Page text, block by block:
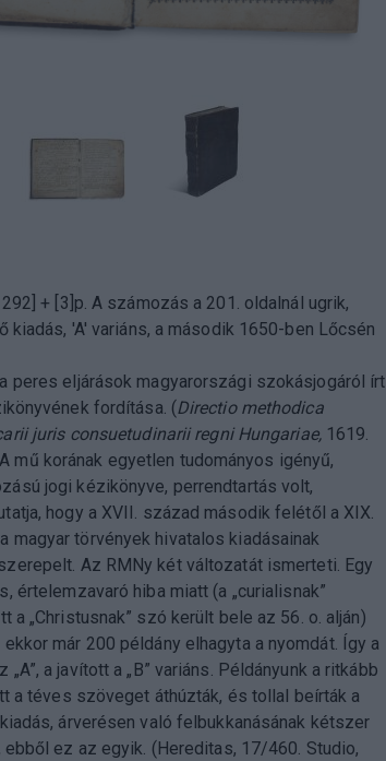
+ [3]p. A számozás a 201. oldalnál ugrik,
kiadás, 'A' variáns, a második 1650-ben Lőcsén
peres eljárások magyarországi szokásjogáról írt
fordítása. (Directio methodica
juris consuetudinarii regni Hungariae, 1619.
mű korának egyetlen tudományos igényű,
jogi kézikönyve, perrendtartás volt,
hogy a XVII. század második felétől a XIX.
magyar törvények hivatalos kiadásainak
Az RMNy két változatát ismerteti. Egy
értelemzavaró hiba miatt (a „curialisnak”
a „Christusnak” szó került bele az 56. o. alján)
ekkor már 200 példány elhagyta a nyomdát. Így a
„A”, a javított a „B” variáns. Példányunk a ritkább
a téves szöveget áthúzták, és tollal beírták a
árverésen való felbukkanásának kétszer
ebből ez az egyik. (Hereditas, 17/460. Studio,